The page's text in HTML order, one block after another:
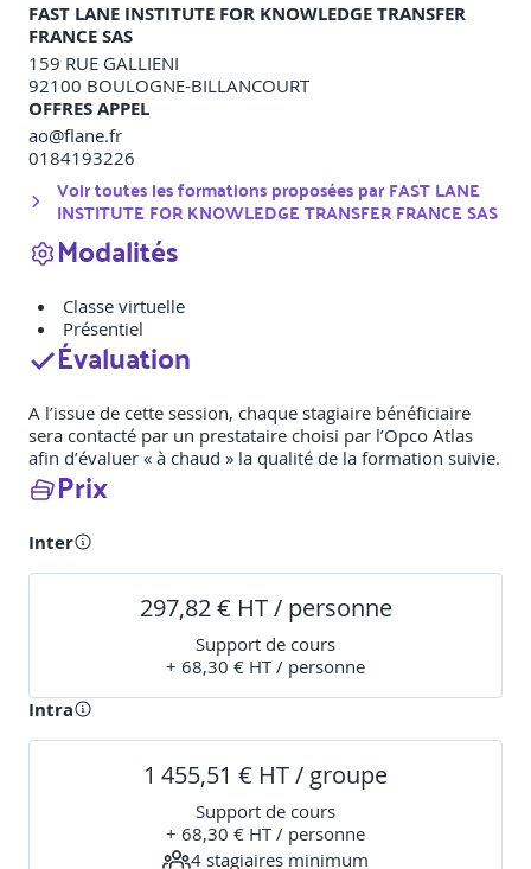
FAST LANE INSTITUTE FOR KNOWLEDGE TRANSFER
FRANCE SAS
159 RUE GALLIENI
92100 BOULOGNE-BILLANCOURT
OFFRES APPEL
ao@flane.fr
0184193226
Voir toutes les formations proposées parFAST LANE
INSTITUTE FOR KNOWLEDGE TRANSFER FRANCE SAS
Modalités
Classe virtuelle
Présentiel
Évaluation
A l’issue de cette session, chaque stagiaire bénéficiaire
sera contacté par un prestataire choisi par l’Opco Atlas
afin d’évaluer « à chaud » la qualité de la formation suivie.
Prix
Inter
297,82 € HT / personne
Support de cours
+ 68,30 € HT / personne
Intra
1 455,51 € HT / groupe
Support de cours
+ 68,30 € HT / personne
4 stagiaires minimum